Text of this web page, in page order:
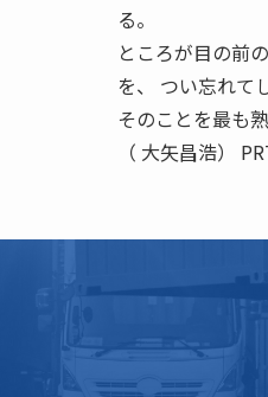
る。
ところが目の前
を、 つい忘れて
そのことを最も
（ 大矢昌浩）